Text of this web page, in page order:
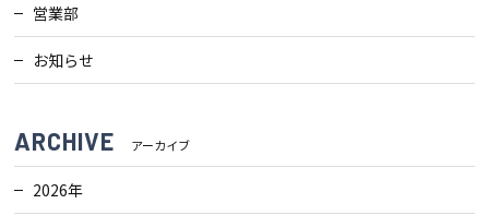
経営理念・
スタッフ紹介
KATSUMIの
家づくりサポート
営業部
お知らせ
ARCHIVE アーカイブ
2026年